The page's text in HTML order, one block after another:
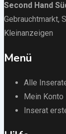
Second Hand
Gebrauchtmarkt,
Kleinanzeigen
Menü
Alle
Mein Konto
Inserat